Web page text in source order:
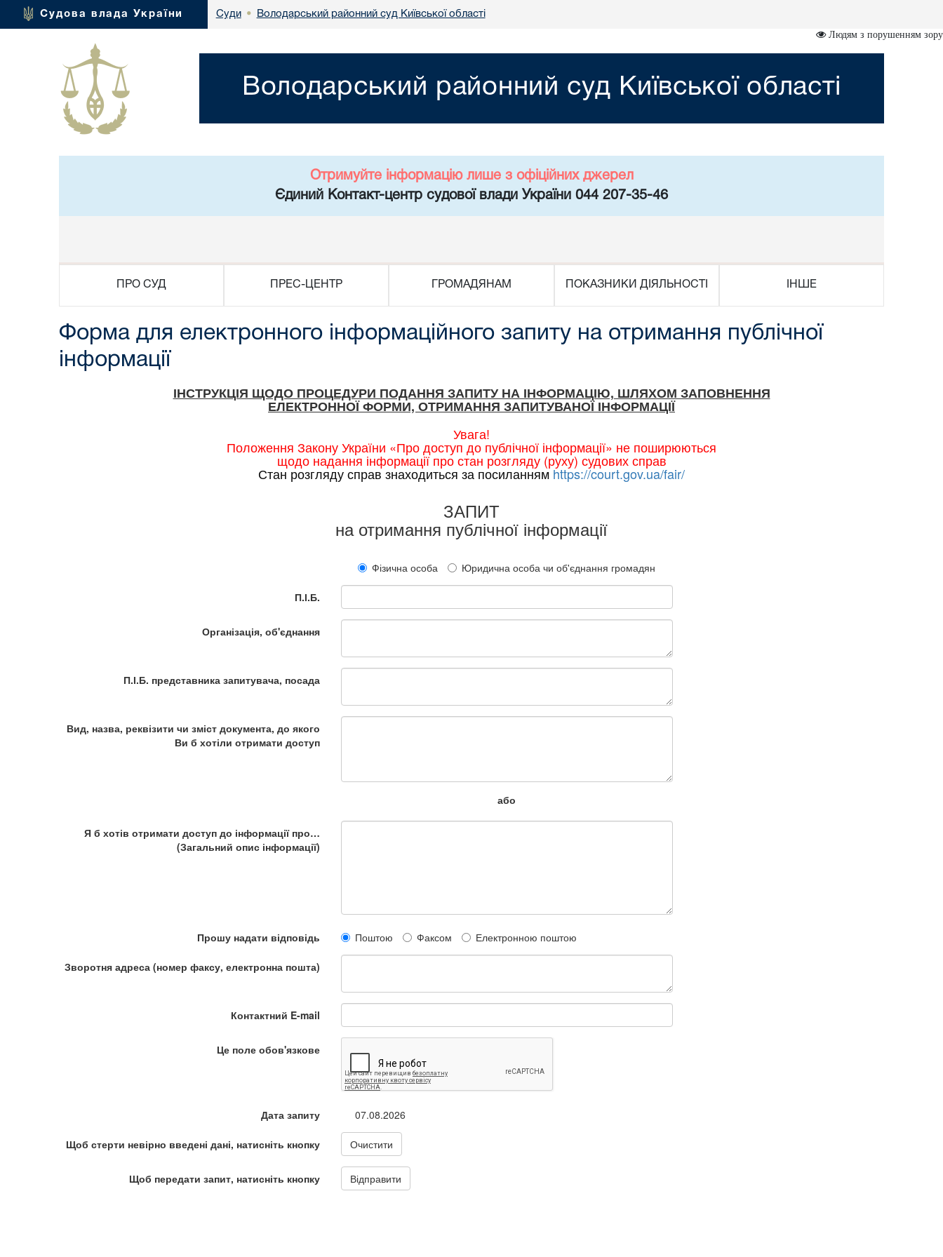
Судова влада України Суди • Володарський районний суд Київської області
Людям з порушенням зору
Володарський районний суд Київської області
Отримуйте інформацію лише з офіційних джерел
Єдиний Контакт-центр судової влади України 044 207-35-46
ПРО СУД ПРЕС-ЦЕНТР ГРОМАДЯНАМ ПОКАЗНИКИ ДІЯЛЬНОСТІ ІНШЕ
Форма для електронного інформаційного запиту на отримання публічної
інформації